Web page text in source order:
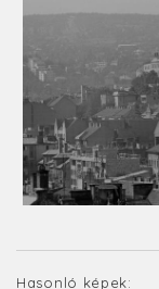
Hasonló képek: